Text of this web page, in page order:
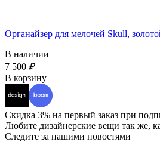
Органайзер для мелочей Skull,
В наличии
7 500 ₽
В корзину
Скидка 3% на первый заказ при
Любите дизайнерские вещи так же,
Следите за нашими новостями